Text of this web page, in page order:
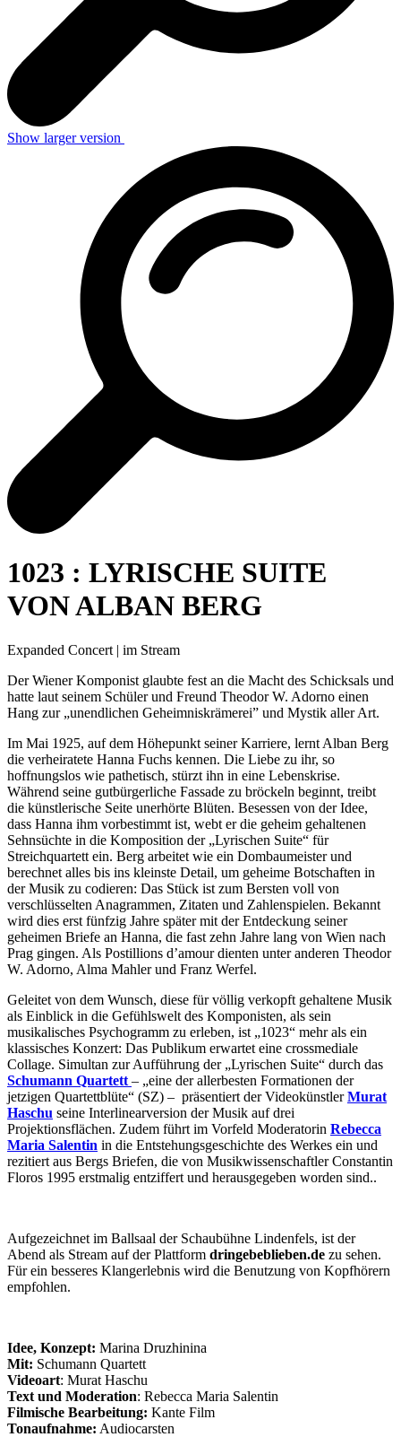
Show larger version
1023 : LYRISCHE SUITE
VON ALBAN BERG
Expanded Concert | im Stream
Der Wiener Komponist glaubte fest an die Macht des Schicksals und
hatte laut seinem Schüler und Freund Theodor W. Adorno einen
Hang zur „unendlichen Geheimniskrämerei” und Mystik aller Art.
Im Mai 1925, auf dem Höhepunkt seiner Karriere, lernt Alban Berg
die verheiratete Hanna Fuchs kennen. Die Liebe zu ihr, so
hoffnungslos wie pathetisch, stürzt ihn in eine Lebenskrise.
Während seine gutbürgerliche Fassade zu bröckeln beginnt, treibt
die künstlerische Seite unerhörte Blüten. Besessen von der Idee,
dass Hanna ihm vorbestimmt ist, webt er die geheim gehaltenen
Sehnsüchte in die Komposition der „Lyrischen Suite“ für
Streichquartett ein. Berg arbeitet wie ein Dombaumeister und
berechnet alles bis ins kleinste Detail, um geheime Botschaften in
der Musik zu codieren: Das Stück ist zum Bersten voll von
verschlüsselten Anagrammen, Zitaten und Zahlenspielen. Bekannt
wird dies erst fünfzig Jahre später mit der Entdeckung seiner
geheimen Briefe an Hanna, die fast zehn Jahre lang von Wien nach
Prag gingen. Als Postillions d’amour dienten unter anderen Theodor
W. Adorno, Alma Mahler und Franz Werfel.
Geleitet von dem Wunsch, diese für völlig verkopft gehaltene Musik
als Einblick in die Gefühlswelt des Komponisten, als sein
musikalisches Psychogramm zu erleben, ist „1023“ mehr als ein
klassisches Konzert: Das Publikum erwartet eine crossmediale
Collage. Simultan zur Aufführung der „Lyrischen Suite“ durch das
Schumann Quartett – „eine der allerbesten Formationen der
jetzigen Quartettblüte“ (SZ) – präsentiert der VideokünstlerMurat
Haschu seine Interlinearversion der Musik auf drei
Projektionsflächen. Zudem führt im Vorfeld Moderatorin Rebecca
Maria Salentin in die Entstehungsgeschichte des Werkes ein und
rezitiert aus Bergs Briefen, die von Musikwissenschaftler Constantin
Floros 1995 erstmalig entziffert und herausgegeben worden sind..
Aufgezeichnet im Ballsaal der Schaubühne Lindenfels, ist der
Abend als Stream auf der Plattform dringebeblieben.de zu sehen.
Für ein besseres Klangerlebnis wird die Benutzung von Kopfhörern
empfohlen.
Idee, Konzept: Marina Druzhinina
Mit: Schumann Quartett
Videoart: Murat Haschu
Text und Moderation: Rebecca Maria Salentin
Filmische Bearbeitung: Kante Film
Tonaufnahme: Audiocarsten